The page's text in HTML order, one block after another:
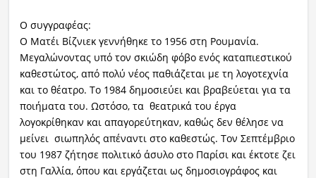
Ο συγγραφέας:
Ο Ματέι Βίζνιεκ γεννήθηκε το 1956 στη Ρουμανία.
Μεγαλώνοντας υπό τον σκιώδη φόβο ενός καταπιεστικού
καθεστώτος, από πολύ νέος παθιάζεται με τη λογοτεχνία
και το θέατρο. Το 1984 δημοσιεύει και βραβεύεται για τα
ποιήματα του. Ωστόσο, τα θεατρικά του έργα
λογοκρίθηκαν και απαγορεύτηκαν, καθώς δεν θέλησε να
μείνει σιωπηλός απέναντι στο καθεστώς. Τον Σεπτέμβριο
του 1987 ζήτησε πολιτικό άσυλο στο Παρίσι και έκτοτε ζει
στη Γαλλία, όπου και εργάζεται ως δημοσιογράφος και